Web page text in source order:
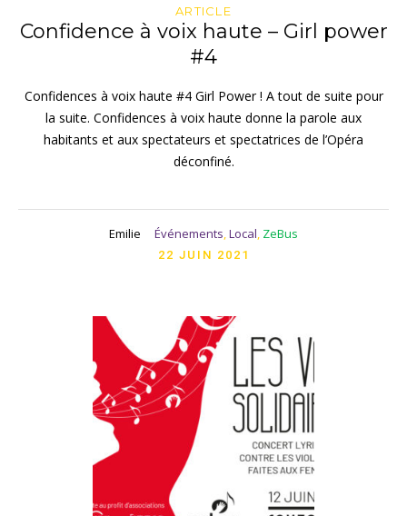
ARTICLE
Confidence à voix haute – Girl power
#4
Confidences à voix haute #4 Girl Power ! A tout de suite pour
la suite. Confidences à voix haute donne la parole aux
habitants et aux spectateurs et spectatrices de l’Opéra
déconfiné.
Emilie Événements,Local, ZeBus
22 JUIN 2021